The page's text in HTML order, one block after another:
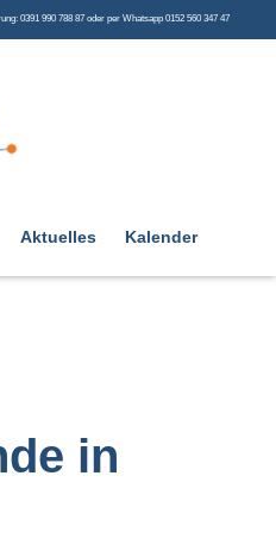
0391 990 788 87 oder per Whatsapp 0152 560 347 47
Aktuelles Kalender
in